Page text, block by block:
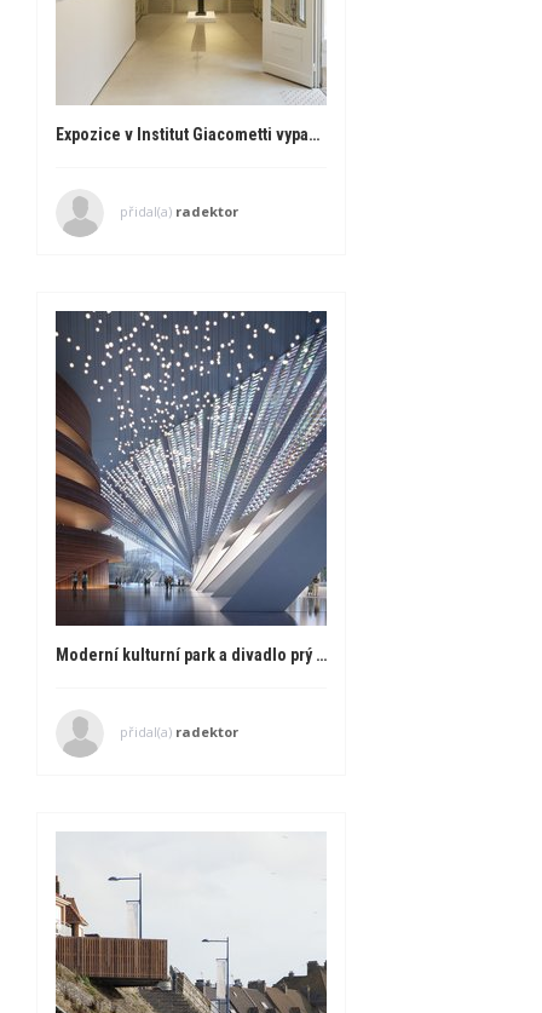
Expozice v Institut Giacometti vypadá, jako by si mistr jen odskočil na cigaretu
přidal(a) radektor
Moderní kulturní park a divadlo prý vyroste v Sing-Tchaj
přidal(a) radektor